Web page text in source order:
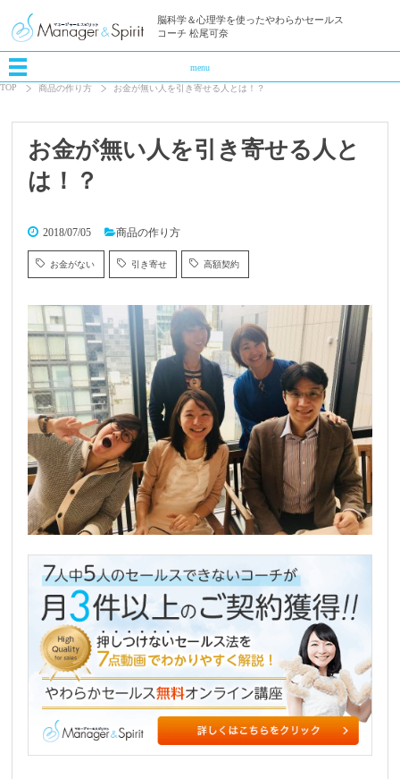
脳科学＆心理学を使ったやわらかセールス
コーチ 松尾可奈
menu
TOP
商品の作り方 お金が無い人を引き寄せる人とは！？
お金が無い人を引き寄せる人と
は！？
2018/07/05 商品の作り方
お金がない 引き寄せ 高額契約